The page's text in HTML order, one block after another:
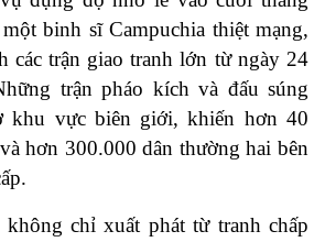
binh sĩ Campuchia thiệt mạng,
các trận giao tranh lớn từ ngày 24
trận pháo kích và đấu súng
khu vực biên giới, khiến hơn 40
hơn 300.000 dân thường hai bên
chỉ xuất phát từ tranh chấp